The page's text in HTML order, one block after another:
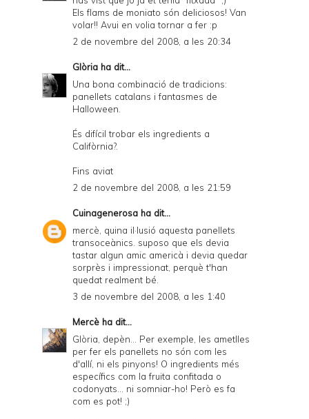
Els flams de moniato són deliciosos! Van
volar!! Avui en volia tornar a fer :p
2 de novembre del 2008, a les 20:34
Glòria ha dit...
Una bona combinació de tradicions:
panellets catalans i fantasmes de
Halloween.
És difícil trobar els ingredients a
Califòrnia?.
Fins aviat
2 de novembre del 2008, a les 21:59
Cuinagenerosa ha dit...
mercè, quina il·lusió aquesta panellets
transoceànics. suposo que els devia
tastar algun amic americà i devia quedar
sorprès i impressionat, perquè t'han
quedat realment bé.
3 de novembre del 2008, a les 1:40
Mercè ha dit...
Glòria, depèn... Per exemple, les ametlles
per fer els panellets no són com les
d'allí, ni els pinyons! O ingredients més
específics com la fruita confitada o
codonyats... ni somniar-ho! Però es fa
com es pot! ;)